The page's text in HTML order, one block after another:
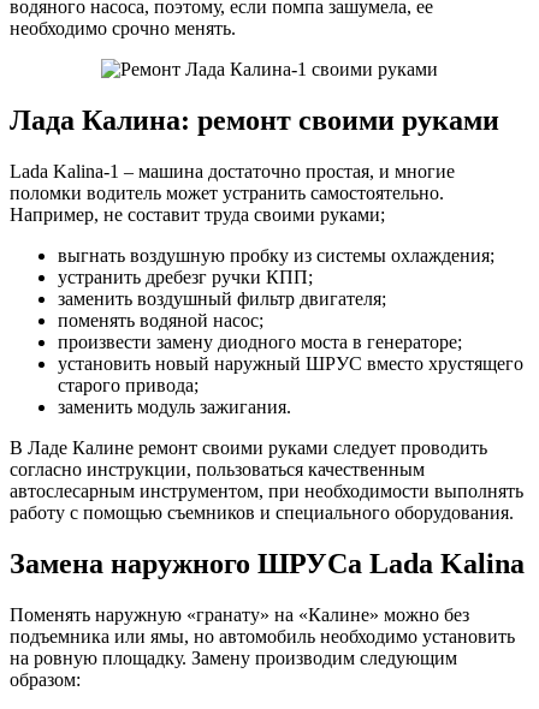
водяного насоса, поэтому, если помпа зашумела, ее
необходимо срочно менять.
Лада Калина: ремонт своими руками
Lada Kalina-1 – машина достаточно простая, и многие
поломки водитель может устранить самостоятельно.
Например, не составит труда своими руками;
выгнать воздушную пробку из системы охлаждения;
устранить дребезг ручки КПП;
заменить воздушный фильтр двигателя;
поменять водяной насос;
произвести замену диодного моста в генераторе;
установить новый наружный ШРУС вместо хрустящего
старого привода;
заменить модуль зажигания.
В Ладе Калине ремонт своими руками следует проводить
согласно инструкции, пользоваться качественным
автослесарным инструментом, при необходимости выполнять
работу с помощью съемников и специального оборудования.
Замена наружного ШРУСа Lada Kalina
Поменять наружную «гранату» на «Калине» можно без
подъемника или ямы, но автомобиль необходимо установить
на ровную площадку. Замену производим следующим
образом: